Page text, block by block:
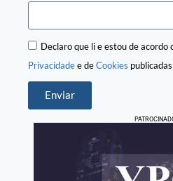
Declaro que li e estou de acordo
Privacidadee deCookies
Enviar